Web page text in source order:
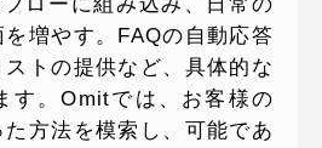
増やす。FAQの自動応答
トの提供など、具体的な
す。Omitでは、お客様の
方法を模索し、可能であ